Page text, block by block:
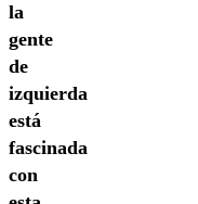
la
gente
de
izquierda
está
fascinada
con